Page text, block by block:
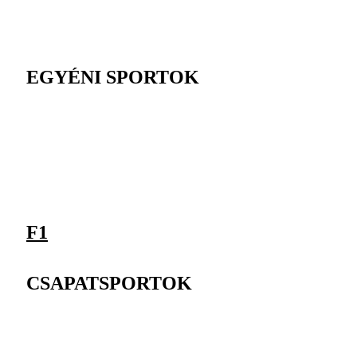
EGYÉNI SPORTOK
F1
CSAPATSPORTOK